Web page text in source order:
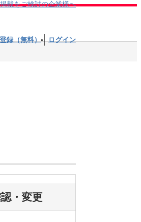
掲載をご検討の企業様へ
録（無料） ログイン
・変更